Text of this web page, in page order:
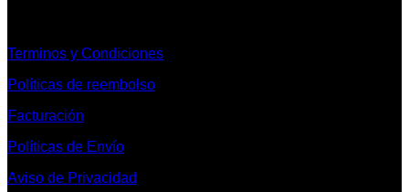
Terminos y Condiciones
Políticas de reembolso
Facturación
Políticas de Envío
Aviso de Privacidad